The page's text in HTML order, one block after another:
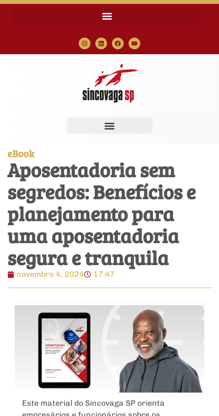
eBook
Aposentadoria sem
segredos: Benefícios e
planejamento para
uma aposentadoria
segura e tranquila
novembro 4, 2024 17:47
Este material do Sincovaga SP orienta